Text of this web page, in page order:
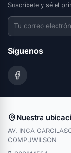
Suscríbete y sé el
Síguenos
Nuestra
AV. INCA
COMPUWILSON